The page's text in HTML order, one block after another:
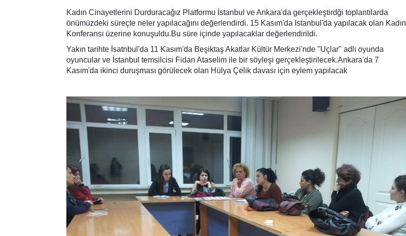
Kadın Cinayetlerini Durduracağız Platformu İstanbul ve Ankara'da gerçekleştirdği toplantılarda
önümüzdeki süreçte neler yapılacağını değerlendirdi. 15 Kasım'da Istanbul'da yapılacak olan Kadın
Konferansı üzerine konuşuldu.Bu süre içinde yapılacaklar değerlendirildi.
Yakın tarihte İsatnbul'da 11 Kasım'da Beşiktaş Akatlar Kültür Merkezi'nde "Uçlar" adlı oyunda
oyuncular ve İstanbul temsilcisi Fidan Ataselim ile bir söyleşi gerçekleştirilecek.Ankara'da 7
Kasım'da ikinci duruşması görülecek olan Hülya Çelik davası için eylem yapılacak